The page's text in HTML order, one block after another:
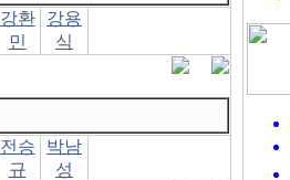
강환
민
강용
식
전승
규
박남
성